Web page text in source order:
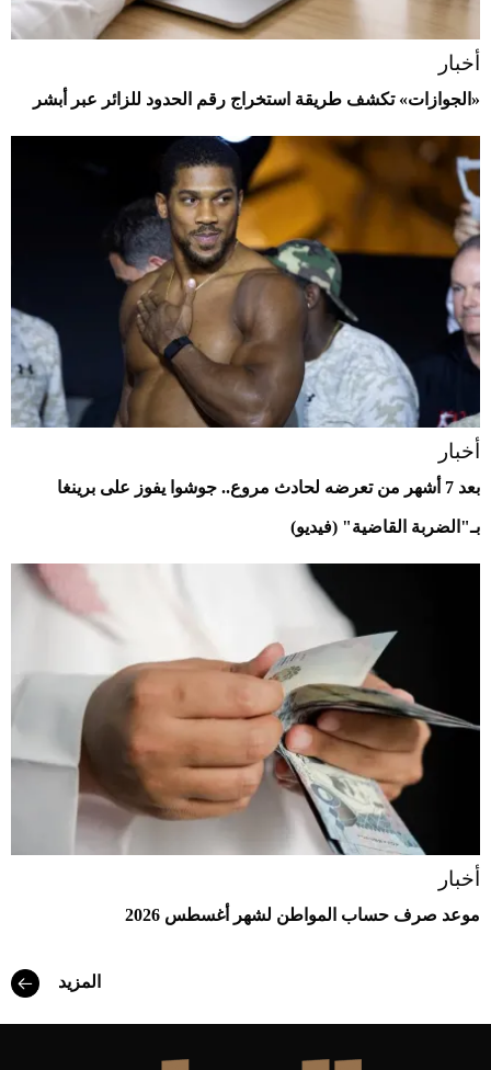
أخبار
«الجوازات» تكشف طريقة استخراج رقم الحدود للزائر عبر أبشر
أخبار
بعد 7 أشهر من تعرضه لحادث مروع.. جوشوا يفوز على برينغا
بـ"الضربة القاضية" (فيديو)
أخبار
موعد صرف حساب المواطن لشهر أغسطس 2026
المزيد